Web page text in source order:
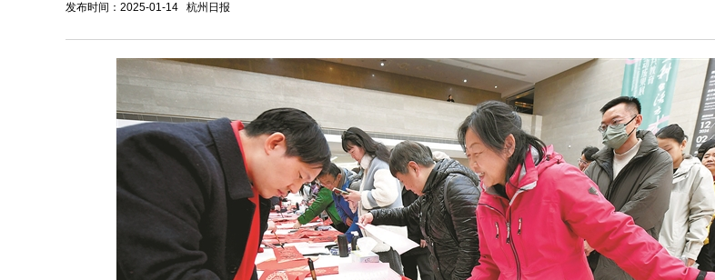
发布时间：2025-01-14 杭州日报